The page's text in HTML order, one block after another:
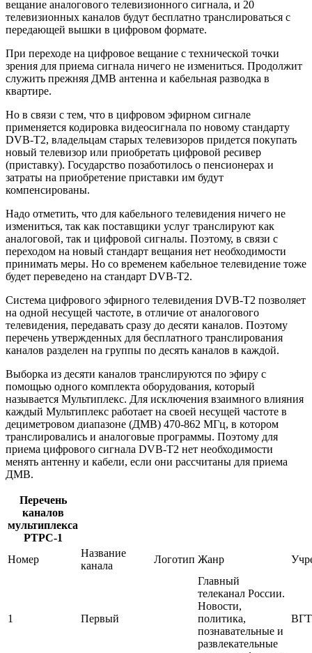
вещание аналогового телевизионного сигнала, и 20
телевизионных каналов будут бесплатно транслироваться с
передающей вышки в цифровом формате.
При переходе на цифровое вещание с технической точки
зрения для приема сигнала ничего не измениться. Продолжит
служить прежняя ДМВ антенна и кабельная разводка в
квартире.
Но в связи с тем, что в цифровом эфирном сигнале
применяется кодировка видеосигнала по новому стандарту
DVB-T2, владельцам старых телевизоров придется покупать
новый телевизор или приобретать цифровой ресивер
(приставку). Государство позаботилось о пенсионерах и
затраты на приобретение приставки им будут
компенсированы.
Надо отметить, что для кабельного телевидения ничего не
измениться, так как поставщики услуг транслируют как
аналоговой, так и цифровой сигналы. Поэтому, в связи с
переходом на новый стандарт вещания нет необходимости
принимать меры. Но со временем кабельное телевидение тоже
будет переведено на стандарт DVB-T2.
Система цифрового эфирного телевидения DVB-T2 позволяет
на одной несущей частоте, в отличие от аналогового
телевидения, передавать сразу до десяти каналов. Поэтому
перечень утвержденных для бесплатного транслирования
каналов разделен на группы по десять каналов в каждой.
Выборка из десяти каналов транслируются по эфиру с
помощью одного комплекта оборудования, который
называется Мультиплекс. Для исключения взаимного влияния
каждый Мультиплекс работает на своей несущей частоте в
дециметровом диапазоне (ДМВ) 470-862 МГц, в котором
транслировались и аналоговые программы. Поэтому для
приема цифрового сигнала DVB-T2 нет необходимости
менять антенну и кабели, если они рассчитаны для приема
ДМВ.
Перечень
каналов
мультиплекса
РТРС-1
Номер
Название
канала
Логотип Жанр
1 Первый
Главный
телеканал России.
Новости,
политика,
познавательные и
развлекательные